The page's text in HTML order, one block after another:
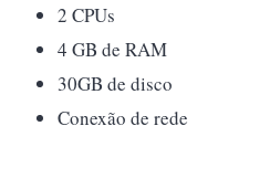
2 CPUs
4 GB de RAM
30GB de disco
Conexão de rede